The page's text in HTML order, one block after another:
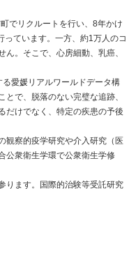
でリクルートを行い、8年かけ
ています。一方、約1万人のコ
。そこで、心房細動、乳癌、
愛媛リアルワールドデータ構
で、脱落のない完璧な追跡、
だけでなく、特定の疾患の予後
観察的疫学研究や介入研究（医
公衆衛生学環で公衆衛生学修
ります。国際的治験等受託研究